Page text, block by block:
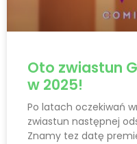
Oto zwiastun
w 2025!
Po latach oczekiwań
zwiastun następnej
Znamy tez datę